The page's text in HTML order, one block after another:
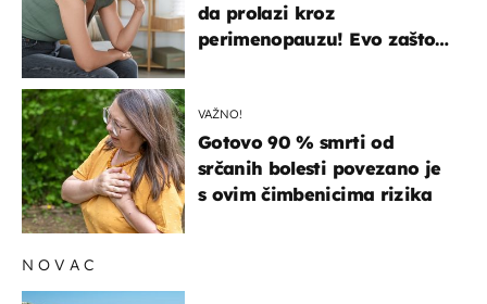
da prolazi kroz
perimenopauzu! Evo zašto
VAŽNO!
Gotovo 90 % smrti od
srčanih bolesti povezano je
s ovim čimbenicima rizika
NOVAC